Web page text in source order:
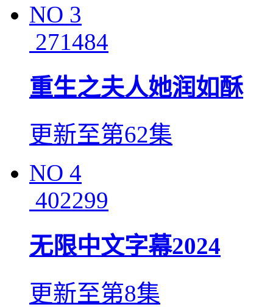
NO 3
271484
重生之夫人她润如酥
更新至第62集
NO 4
402299
无限中文字幕2024
更新至第8集